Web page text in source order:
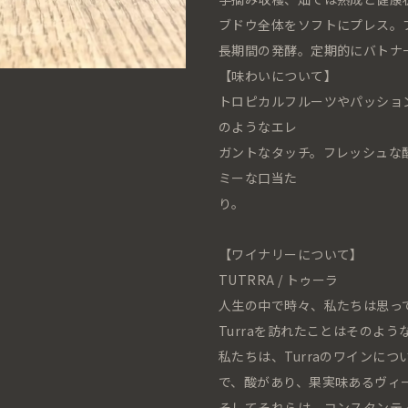
ブドウ全体をソフトにプレス
長期間の発酵。定期的にバト
【味わいについて】
トロピカルフルーツやパッシ
のようなエレ
ガントなタッチ。フレッシュ
ミーな口当た
り。
【ワイナリーについて】
TUTRRA / トゥーラ
⼈⽣の中で時々、私たちは思
Turraを訪れたことはそのよう
私たちは、Turraのワインにつ
で、酸があり、果実味あるヴ